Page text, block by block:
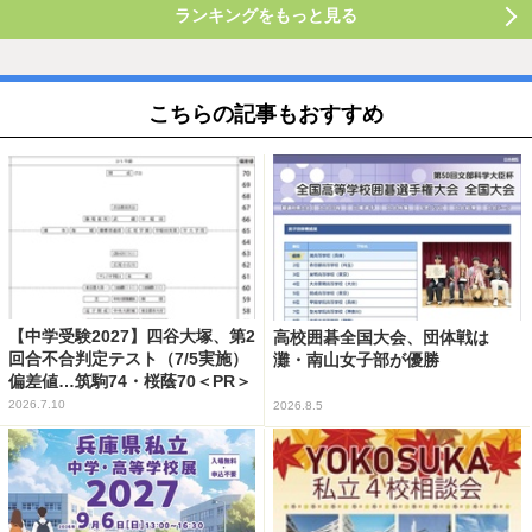
ランキングをもっと見る
こちらの記事もおすすめ
【中学受験2027】四谷大塚、第2
回合不合判定テスト（7/5実施）
偏差値…筑駒74・桜蔭70＜PR＞
2026.7.10
高校囲碁全国大会、団体戦は
灘・南山女子部が優勝
2026.8.5